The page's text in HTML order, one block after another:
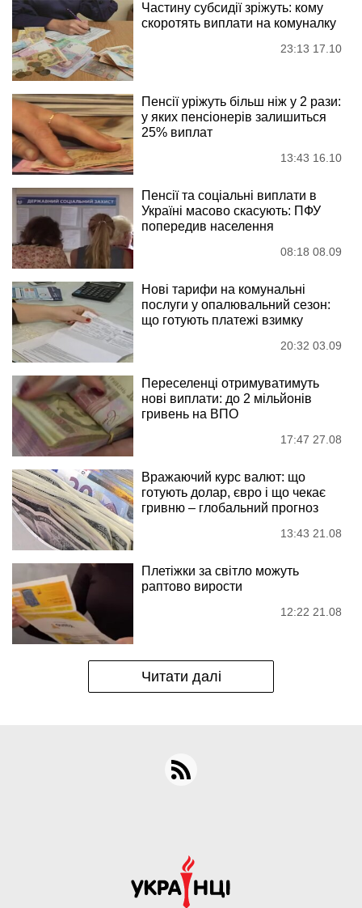
Частину субсидії зріжуть: кому
скоротять виплати на комуналку
23:13 17.10
Пенсії уріжуть більш ніж у 2 рази:
у яких пенсіонерів залишиться
25% виплат
13:43 16.10
Пенсії та соціальні виплати в
Україні масово скасують: ПФУ
попередив населення
08:18 08.09
Нові тарифи на комунальні
послуги у опалювальний сезон:
що готують платежі взимку
20:32 03.09
Переселенці отримуватимуть
нові виплати: до 2 мільйонів
гривень на ВПО
17:47 27.08
Вражаючий курс валют: що
готують долар, євро і що чекає
гривню – глобальний прогноз
13:43 21.08
Плетіжки за світло можуть
раптово вирости
12:22 21.08
Читати далі